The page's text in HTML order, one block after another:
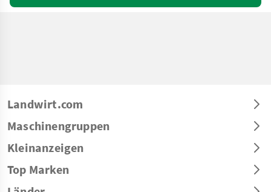
Landwirt.com
Maschinengruppen
Kleinanzeigen
Top Marken